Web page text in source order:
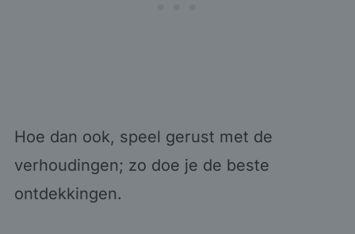
Hoe dan ook, speel gerust met de
verhoudingen; zo doe je de beste
ontdekkingen.